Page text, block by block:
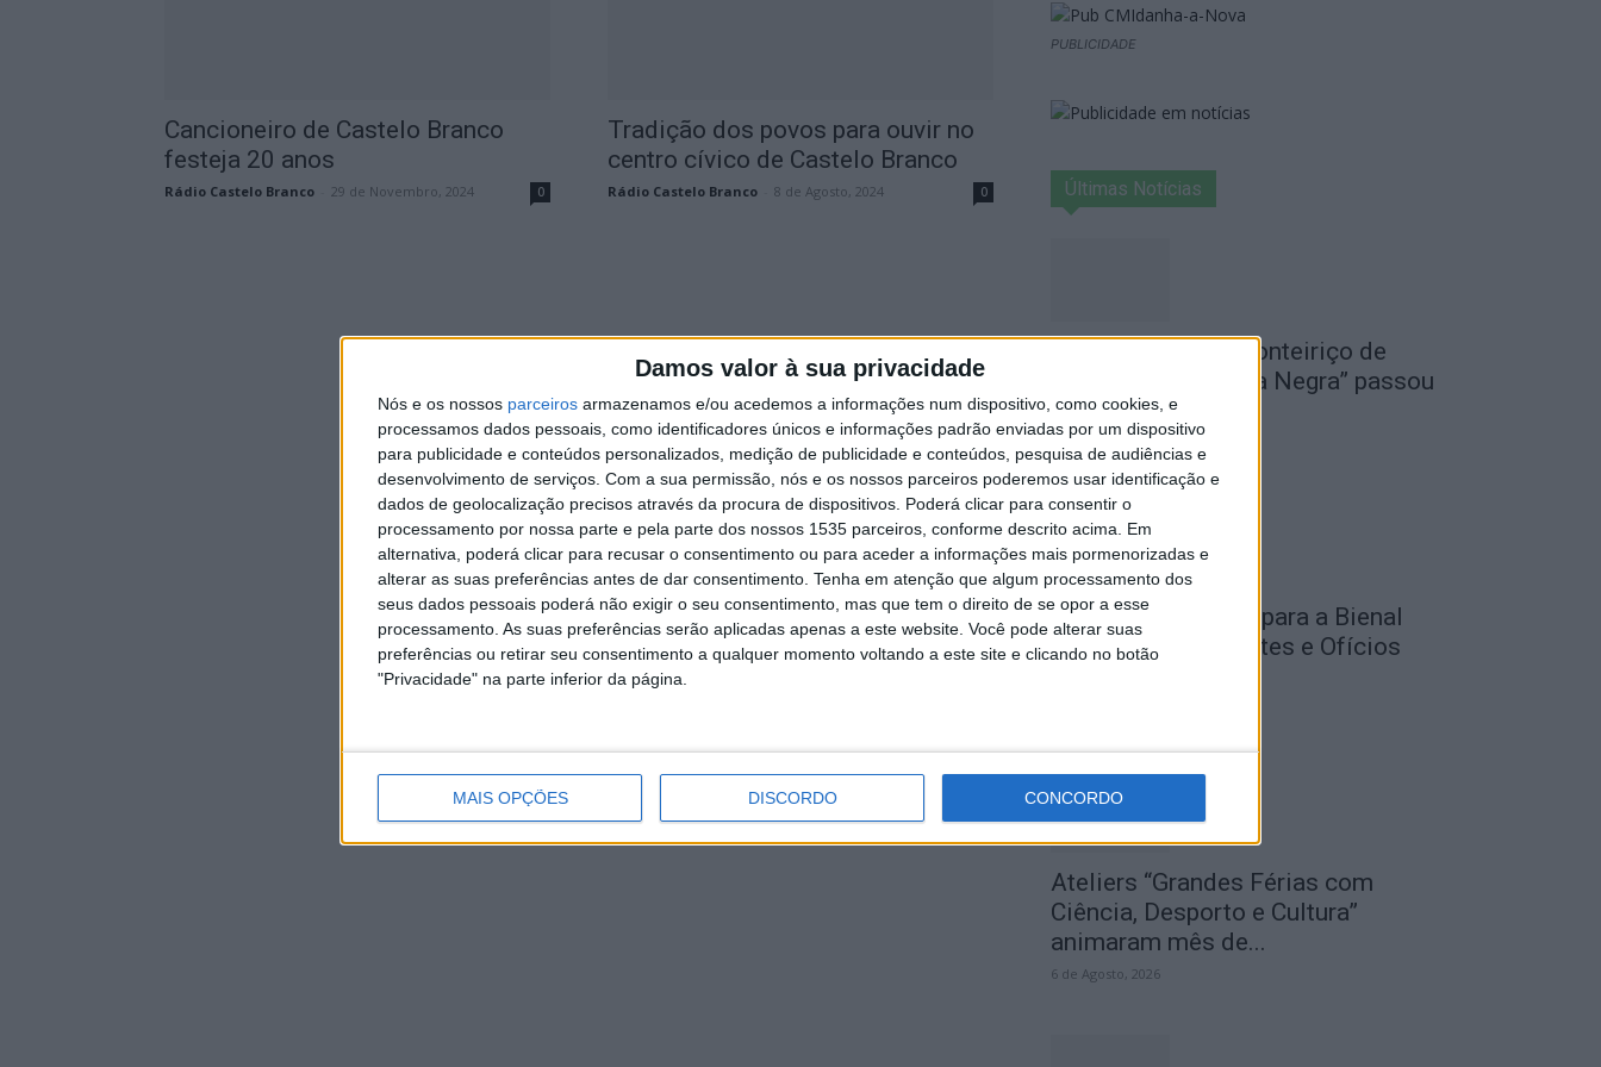
Damos valor à sua privacidade
Nós e os nossos parceiros armazenamos e/ou acedemos a informações num dispositivo, como cookies, e
processamos dados pessoais, como identificadores únicos e informações padrão enviadas por um dispositivo
para publicidade e conteúdos personalizados, medição de publicidade e conteúdos, pesquisa de audiências e
desenvolvimento de serviços. Com a sua permissão, nós e os nossos parceiros poderemos usar identificação e
dados de geolocalização precisos através da procura de dispositivos. Poderá clicar para consentir o
processamento por nossa parte e pela parte dos nossos 1535 parceiros, conforme descrito acima. Em
alternativa, poderá clicar para recusar o consentimento ou para aceder a informações mais pormenorizadas e
alterar as suas preferências antes de dar consentimento. Tenha em atenção que algum processamento dos
seus dados pessoais poderá não exigir o seu consentimento, mas que tem o direito de se opor a esse
processamento. As suas preferências serão aplicadas apenas a este website. Você pode alterar suas
preferências ou retirar seu consentimento a qualquer momento voltando a este site e clicando no botão
"Privacidade" na parte inferior da página.
MAIS OPÇÕES DISCORDO CONCORDO
Cancioneiro de Castelo Branco
festeja 20 anos
Rádio Castelo Branco 29 de Novembro, 2024 0
Tradição dos povos para ouvir no
centro cívico de Castelo Branco
Rádio Castelo Branco 8 de Agosto, 2024 0
PUBLICIDADE
Últimas Notícias
VI Festival Transfronteiriço de
Novela Negra “Gata Negra” passou
por Idanha-a-Nova
6 de Agosto, 2026
Inscrições abertas para a Bienal
Internacional de Artes e Ofícios
Ateliers “Grandes Férias com
Ciência, Desporto e Cultura”
animaram mês de...
6 de Agosto, 2026